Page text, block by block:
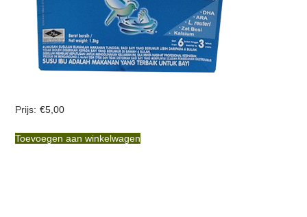
€5,00
Toevoegen aan winkelwagen